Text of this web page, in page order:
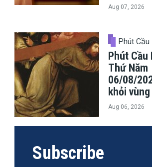
Aug 07, 2026
Phút Cầu
Phút Cầu
Thứ Năm
06/08/
khỏi
Aug 06, 2026
Subscribe